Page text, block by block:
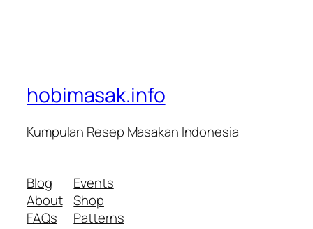
hobimasak.info
Kumpulan Resep Masakan Indonesia
Blog
About
FAQs
Events
Shop
Patterns